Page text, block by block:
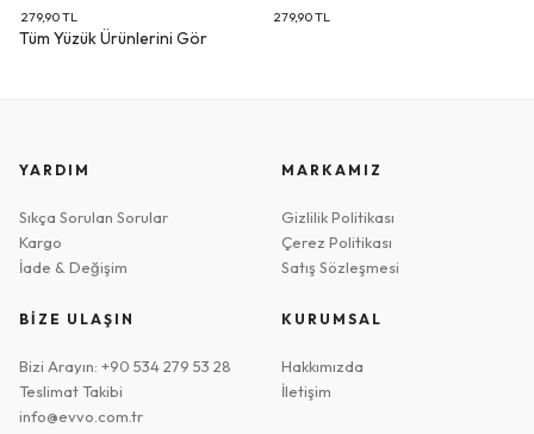
279,90TL 279,90TL
Tüm Yüzük Ürünlerini Gör
YARDIM
Sıkça Sorulan Sorular
Kargo
İade & Değişim
MARKAMIZ
Gizlilik Politikası
Çerez Politikası
Satış Sözleşmesi
BİZE ULAŞIN
Bizi Arayın: +90 534 279 53 28
Teslimat Takibi
info@evvo.com.tr
KURUMSAL
Hakkımızda
İletişim